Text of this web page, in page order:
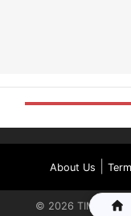
About Us
© 2026 TIMES